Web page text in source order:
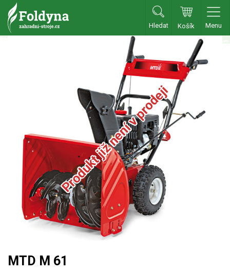
Hledat Košík Menu
Sekačky
Benzínové sekačky
Akumulátorové sekačky
Robotické sekačky
Bubnové sekačky
Křovinořezy a vyžínače
Produkt již není v prodeji
MTD M 61